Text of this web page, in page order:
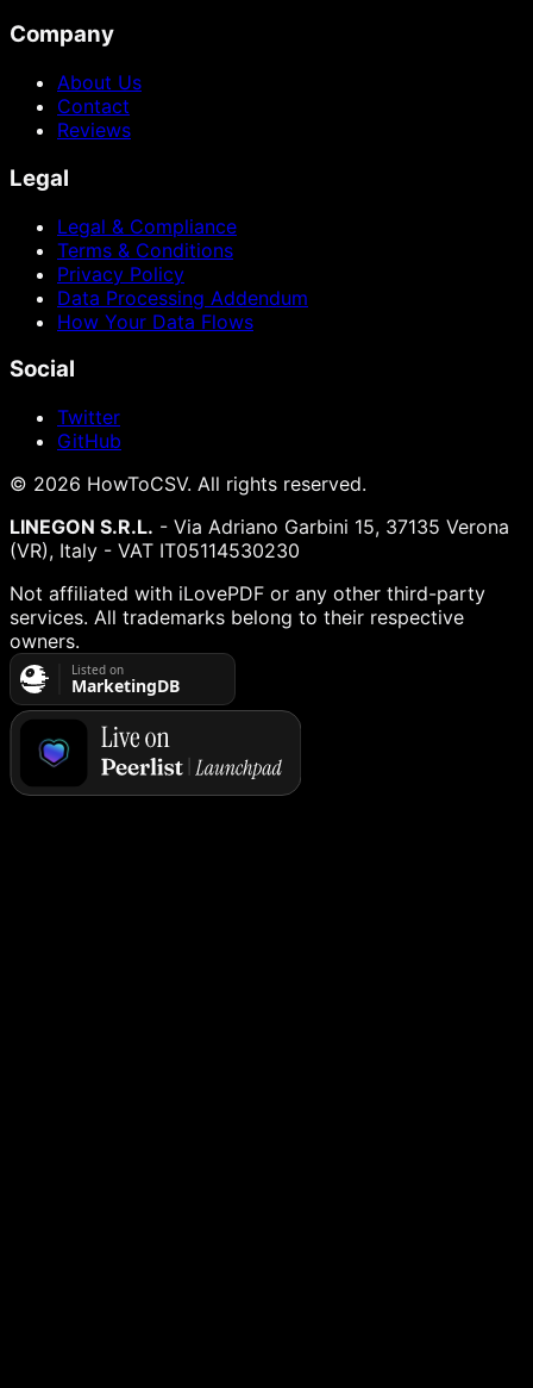
Company
About Us
Contact
Reviews
Legal
Legal & Compliance
Terms & Conditions
Privacy Policy
Data Processing Addendum
How Your Data Flows
Social
Twitter
GitHub
© 2026 HowToCSV. All rights reserved.
LINEGON S.R.L. - Via Adriano Garbini 15, 37135 Verona
(VR), Italy - VAT IT05114530230
Not affiliated with iLovePDF or any other third-party
services. All trademarks belong to their respective
owners.